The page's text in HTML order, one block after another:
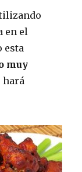
en el
esta
muy
hará